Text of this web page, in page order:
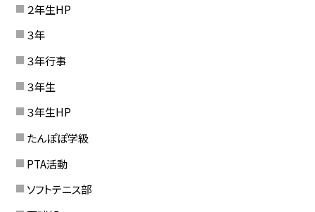
２年生HP
３年
３年行事
３年生
３年生HP
たんぽぽ学級
PTA活動
ソフトテニス部